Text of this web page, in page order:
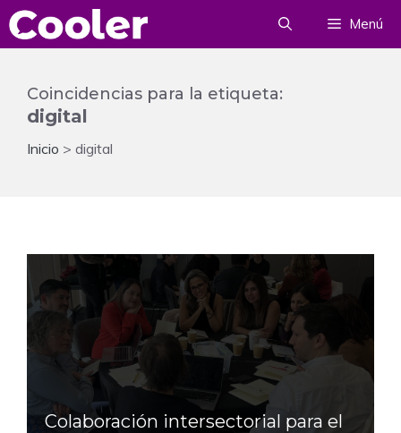
Saltar
al
Menú
Coincidencias para la etiqueta:
digital
Inicio > digital
Colaboración intersectorial para el